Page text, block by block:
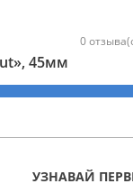
0
45мм
УЗНАВАЙ